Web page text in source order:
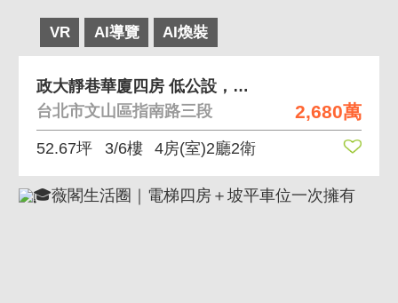
VR AI導覽 AI煥裝
2,680萬
政大靜巷華廈四房 低公設，坪數實在，管理費便宜
台北市文山區指南路三段
52.67坪 3/6樓 4房(室)2廳2衛